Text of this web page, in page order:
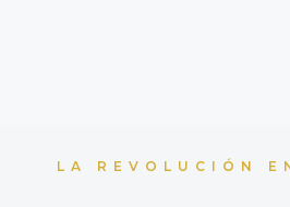
LA REVOLUCIÓN